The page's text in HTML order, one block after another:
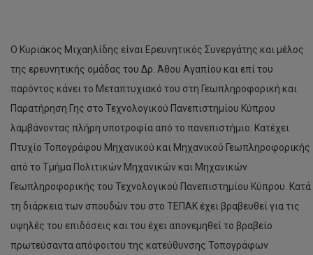
Ο Κυριάκος Μιχαηλίδης είναι Ερευνητικός Συνεργάτης και μέλος
της ερευνητικής ομάδας του Δρ. Άθου Αγαπίου και επί του
παρόντος κάνει το Μεταπτυχιακό του στη Γεωπληροφορική και
Παρατήρηση Γης στο Τεχνολογικού Πανεπιστημίου Κύπρου
λαμβάνοντας πλήρη υποτροφία από το πανεπιστήμιο. Κατέχει
Πτυχίο Τοπογράφου Μηχανικού και Μηχανικού Γεωπληροφορικής
από το Τμήμα Πολιτικών Μηχανικών και Μηχανικών
Γεωπληροφορικής του Τεχνολογικού Πανεπιστημίου Κύπρου. Κατά
τη διάρκεια των σπουδών του στο ΤΕΠΑΚ έχει βραβευθεί για τις
υψηλές του επιδόσεις και του έχει απονεμηθεί το βραβείο
πρωτεύσαντα απόφοιτου της κατεύθυνσης Τοπογράφων